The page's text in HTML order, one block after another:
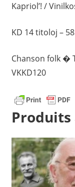
Kapriol’! /
KD 14 titoloj –
Chanson folk �
VKKD120